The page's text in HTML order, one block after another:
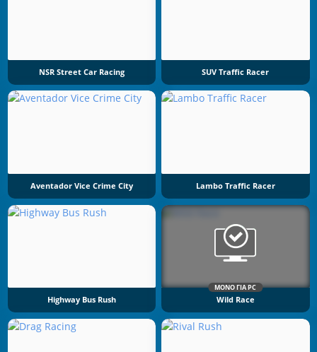
NSR Street Car Racing SUV Traffic Racer
Aventador Vice Crime City Lambo Traffic Racer
Highway Bus Rush
ΜΌΝΟ ΓΙΑ PC
Wild Race